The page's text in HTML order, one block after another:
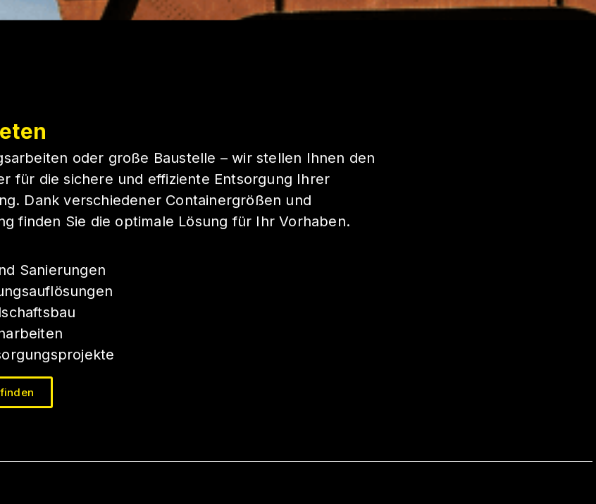
oder große Baustelle – wir stellen Ihnen den
für die sichere und effiziente Entsorgung Ihrer
Dank verschiedener Containergrößen und
finden Sie die optimale Lösung für Ihr Vorhaben.
Sanierungen